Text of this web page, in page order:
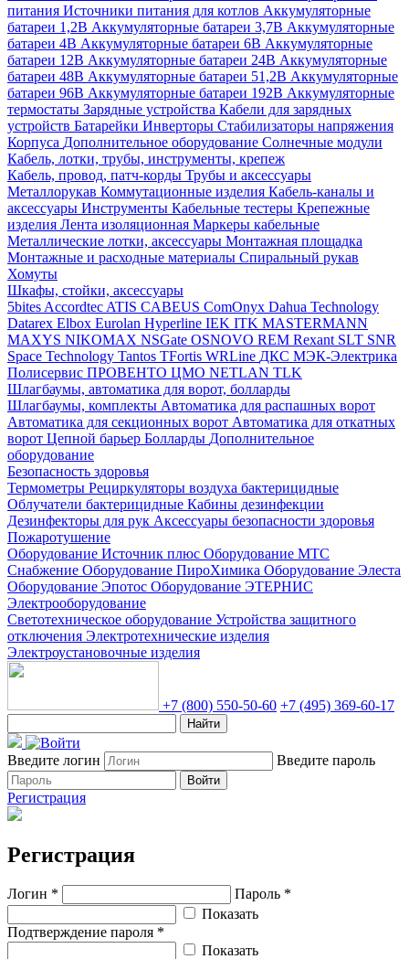
питания Источники питания для котлов Аккумуляторные
батареи 1,2В Аккумуляторные батареи 3,7В Аккумуляторные
батареи 4В Аккумуляторные батареи 6В Аккумуляторные
батареи 12В Аккумуляторные батареи 24В Аккумуляторные
батареи 48В Аккумуляторные батареи 51,2В Аккумуляторные
батареи 96В Аккумуляторные батареи 192В Аккумуляторные
термостаты Зарядные устройства Кабели для зарядных
устройств Батарейки Инверторы Стабилизаторы напряжения
Корпуса Дополнительное оборудование Солнечные модули
Кабель, лотки, трубы, инструменты, крепеж
Кабель, провод, патч-корды Трубы и аксессуары
Металлорукав Коммутационные изделия Кабель-каналы и
аксессуары Инструменты Кабельные тестеры Крепежные
изделия Лента изоляционная Маркеры кабельные
Металлические лотки, аксессуары Монтажная площадка
Монтажные и расходные материалы Спиральный рукав
Хомуты
Шкафы, стойки, аксессуары
5bites Accordtec ATIS CABEUS ComOnyx Dahua Technology
Datarex Elbox Eurolan Hyperline IEK ITK MASTERMANN
MAXYS NIKOMAX NSGate OSNOVO REM Rexant SLT SNR
Space Technology Tantos TFortis WRLine ДКС МЭК-Электрика
Полисервис ПРОВЕНТО ЦМО NETLAN TLK
Шлагбаумы, автоматика для ворот, болларды
Шлагбаумы, комплекты Автоматика для распашных ворот
Автоматика для секционных ворот Автоматика для откатных
ворот Цепной барьер Болларды Дополнительное
оборудование
Безопасность здоровья
Термометры Рециркуляторы воздуха бактерицидные
Облучатели бактерицидные Кабины дезинфекции
Дезинфекторы для рук Аксессуары безопасности здоровья
Пожаротушение
Оборудование Источник плюс Оборудование МТС
Снабжение Оборудование ПироХимика Оборудование Элеста
Оборудование Эпотос Оборудование ЭТЕРНИС
Электрооборудование
Светотехническое оборудование Устройства защитного
отключения Электротехнические изделия
Электроустановочные изделия
+7 (800) 550-50-60 +7 (495) 369-60-17
Найти
Введите логин Введите пароль
Войти
Регистрация
Регистрация
Логин *
Пароль *
Показать
Подтверждение пароля *
Показать